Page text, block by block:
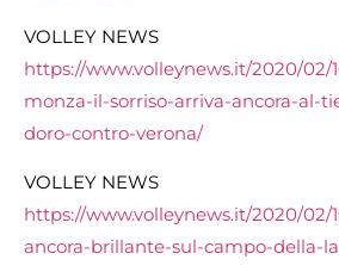
VOLLEY NEWS
https://www.volleynews.it/2020/02/
monza-il-sorriso-arriva-ancora-al-
doro-contro-verona/
VOLLEY NEWS
https://www.volleynews.it/2020/02/
ancora-brillante-sul-campo-della-